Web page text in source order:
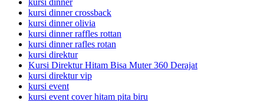
kursi dinner
kursi dinner crossback
kursi dinner olivia
kursi dinner raffles rottan
kursi dinner rafles rotan
kursi direktur
Kursi Direktur Hitam Bisa Muter 360 Derajat
kursi direktur vip
kursi event
kursi event cover hitam pita biru